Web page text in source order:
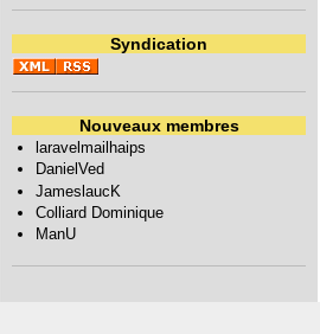
Syndication
Nouveaux membres
laravelmailhaips
DanielVed
JameslaucK
Colliard Dominique
ManU